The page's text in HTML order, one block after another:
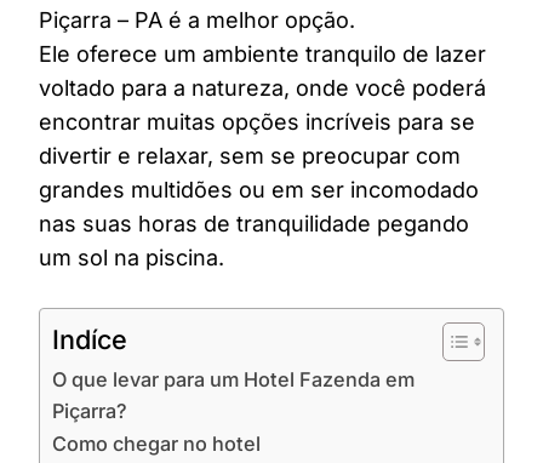
Piçarra – PA é a melhor opção.
Ele oferece um ambiente tranquilo de lazer
voltado para a natureza, onde você poderá
encontrar muitas opções incríveis para se
divertir e relaxar, sem se preocupar com
grandes multidões ou em ser incomodado
nas suas horas de tranquilidade pegando
um sol na piscina.
Indíce
O que levar para um Hotel Fazenda em
Piçarra?
Como chegar no hotel